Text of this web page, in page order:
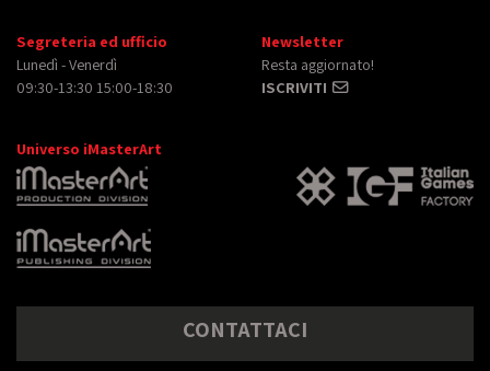
Segreteria ed ufficio
Lunedì - Venerdì
09:30-13:30 15:00-18:30
Newsletter
Resta aggiornato!
ISCRIVITI
Universo iMasterArt
CONTATTACI